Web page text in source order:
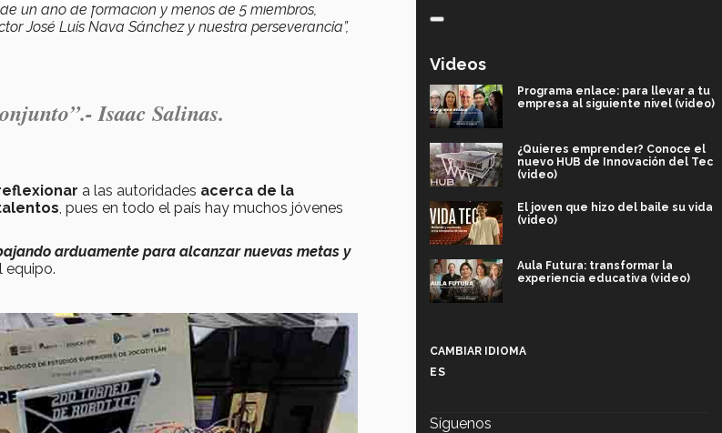
un año de formación y menos de 5 miembros,
José Luis Nava Sánchez y nuestra perseverancia”,
”.- Isaac Salinas.
a las autoridades acerca de la
, pues en todo el país hay muchos jóvenes
arduamente para alcanzar nuevas metas y
equipo.
Videos
Programa enlace: para llevar a tu
empresa al siguiente nivel (video)
¿Quieres emprender? Conoce el
nuevo HUB de Innovación del Tec
(video)
El joven que hizo del baile su vida
(video)
Aula Futura: transformar la
experiencia educativa (video)
CAMBIAR IDIOMA
ES
Síguenos